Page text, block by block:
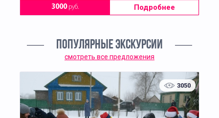
3000руб. Подробнее
ПОПУЛЯРНЫЕ ЭКСКУРСИИ
смотреть все предложения
3050